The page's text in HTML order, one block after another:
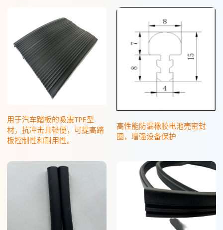
用于汽车踏板的吸震TPE型
材，抗冲击且轻便，可提高踏
板控制性和耐用性。
高性能防漏橡胶电池壳密封
圈，增强设备保护